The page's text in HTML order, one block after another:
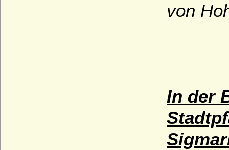
von
In der